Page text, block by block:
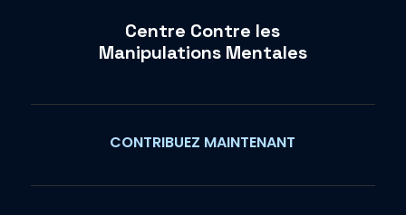
Centre Contre les
Manipulations Mentales
CONTRIBUEZ MAINTENANT